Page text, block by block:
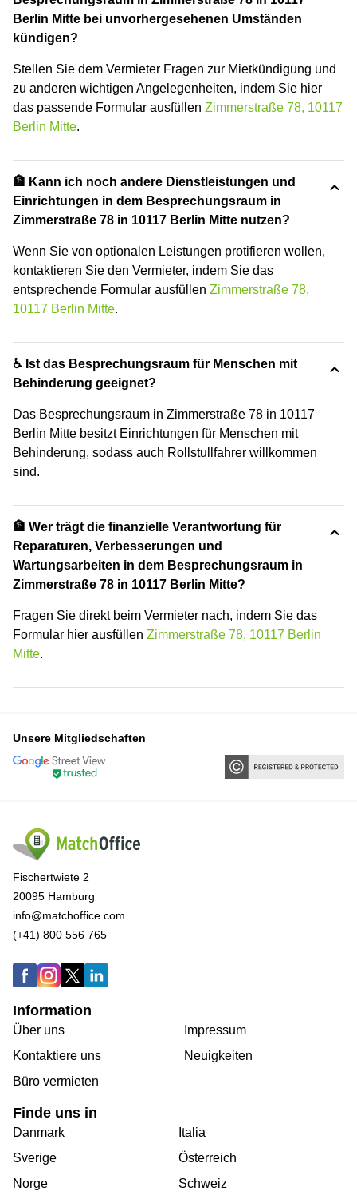
Berlin Mitte bei unvorhergesehenen Umständen
kündigen?
Stellen Sie dem Vermieter Fragen zur Mietkündigung und
zu anderen wichtigen Angelegenheiten, indem Sie hier
das passende Formular ausfüllen Zimmerstraße 78, 10117
Berlin Mitte.
🏦 Kann ich noch andere Dienstleistungen und
Einrichtungen in dem Besprechungsraum in
Zimmerstraße 78 in 10117 Berlin Mitte nutzen?
Wenn Sie von optionalen Leistungen protifieren wollen,
kontaktieren Sie den Vermieter, indem Sie das
entsprechende Formular ausfüllen Zimmerstraße 78,
10117 Berlin Mitte.
♿ Ist das Besprechungsraum für Menschen mit
Behinderung geeignet?
Das Besprechungsraum in Zimmerstraße 78 in 10117
Berlin Mitte besitzt Einrichtungen für Menschen mit
Behinderung, sodass auch Rollstullfahrer willkommen
sind.
🏦 Wer trägt die finanzielle Verantwortung für
Reparaturen, Verbesserungen und
Wartungsarbeiten in dem Besprechungsraum in
Zimmerstraße 78 in 10117 Berlin Mitte?
Fragen Sie direkt beim Vermieter nach, indem Sie das
Formular hier ausfüllen Zimmerstraße 78, 10117 Berlin
Mitte.
Unsere Mitgliedschaften
Fischertwiete 2
20095 Hamburg
info@matchoffice.com
(+41) 800 556 765
Information
Über uns
Kontaktiere uns
Büro vermieten
Impressum
Neuigkeiten
Finde uns in
Danmark
Sverige
Norge
Italia
Österreich
Schweiz